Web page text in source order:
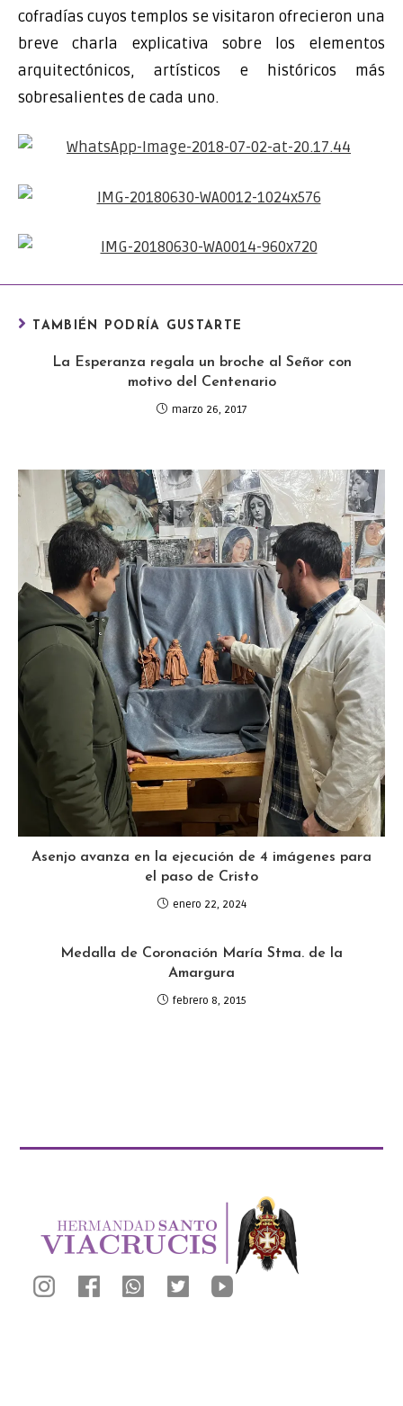
cofradías cuyos templos se visitaron ofrecieron una
breve charla explicativa sobre los elementos
arquitectónicos, artísticos e históricos más
sobresalientes de cada uno.
TAMBIÉN PODRÍA GUSTARTE
La Esperanza regala un broche al Señor con
motivo del Centenario
marzo 26, 2017
Asenjo avanza en la ejecución de 4 imágenes para
el paso de Cristo
enero 22, 2024
Medalla de Coronación María Stma. de la
Amargura
febrero 8, 2015